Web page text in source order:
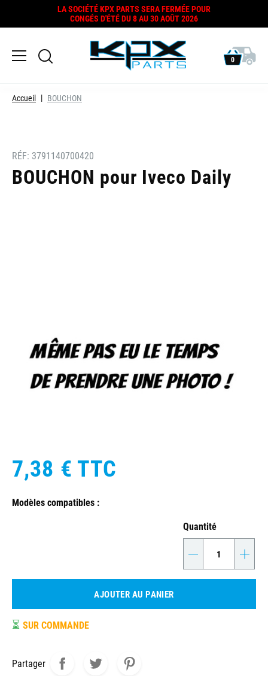
LA SOCIÉTÉ KPX PARTS SERA FERMÉE POUR
CONGÉS D'ÉTÉ DU 8 AU 30 AOÛT 2026
0
Accueil BOUCHON
RÉF: 3791140700420
BOUCHON pour Iveco Daily
7,38 € TTC
Modèles compatibles :
Quantité
- +
AJOUTER AU PANIER
⏳ SUR COMMANDE
Partager